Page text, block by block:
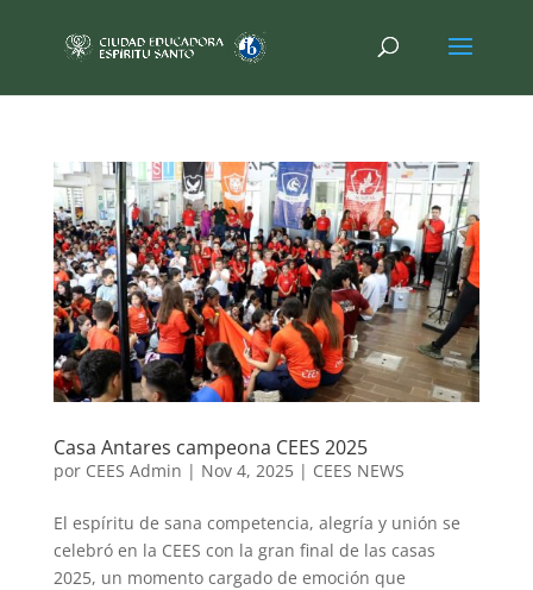
Casa Antares campeona CEES 2025
por CEES Admin | Nov 4, 2025| CEES NEWS
El espíritu de sana competencia, alegría y unión se
celebró en la CEES con la gran final de las casas
2025, un momento cargado de emoción que